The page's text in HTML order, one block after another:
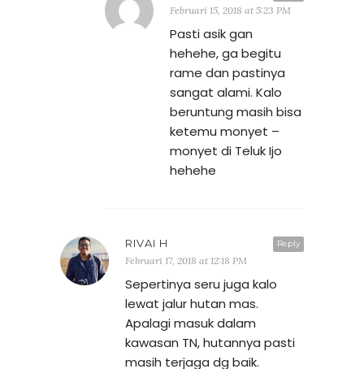
Februari 15, 2018 at 5:23 PM
Pasti asik gan
hehehe, ga begitu
rame dan pastinya
sangat alami. Kalo
beruntung masih bisa
ketemu monyet –
monyet di Teluk Ijo
hehehe
Reply
RIVAI H
Februari 17, 2018 at 12:18 PM
Sepertinya seru juga kalo
lewat jalur hutan mas.
Apalagi masuk dalam
kawasan TN, hutannya pasti
masih terjaga dg baik.